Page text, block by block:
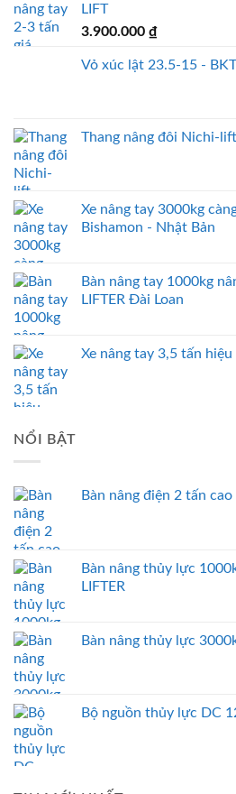
LIFT
3.900.000 ₫
Vỏ xúc lật 23.5-15 -
Thang nâng đôi Nichi-
Xe nâng tay 3000kg
Bishamon - Nhật Bản
Bàn nâng tay 1000kg
LIFTER Đài Loan
Xe nâng tay 3,5 tấn
NỔI BẬT
Bàn nâng điện 2 tấn
Bàn nâng thủy lực
LIFTER
Bàn nâng thủy lực
Bộ nguồn thủy lực DC